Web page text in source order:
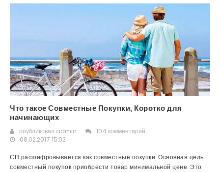
Что такое Совместные Покупки, Коротко для
начинающих
опубликовал admin
104 комментарий
08.02.2017 15:02
СП расшифровывается как совместные покупки. Основная цель
совместный покупок приобрести товар минимальной цене. Это